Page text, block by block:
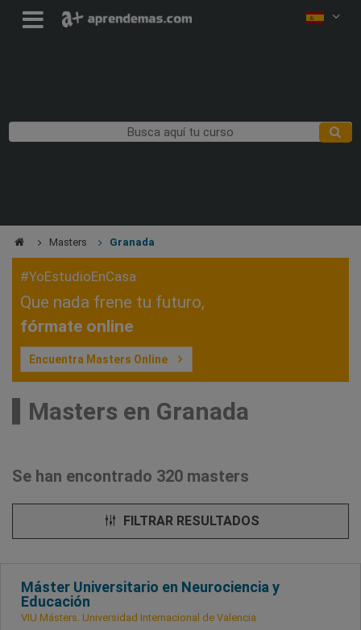
Masters Granada
#YoEstudioEnCasa
Que nada frene tu futuro,
fórmate online
Encuentra Masters Online
Masters en Granada
Se han encontrado 320 masters
FILTRAR RESULTADOS
Máster Universitario en Neurociencia y
Educación
VIU Másters. Universidad Internacional de Valencia